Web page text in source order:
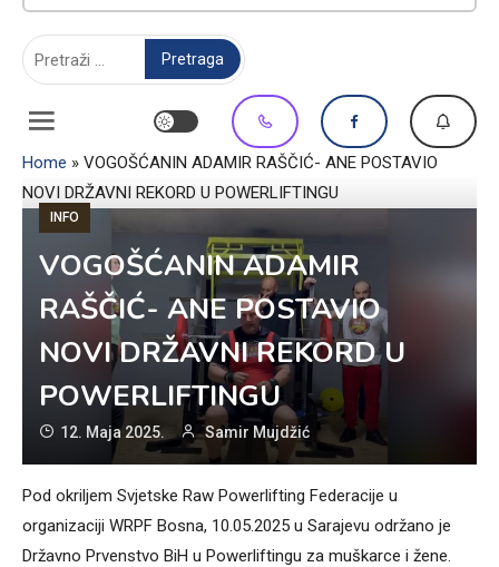
Home » VOGOŠĆANIN ADAMIR RAŠČIĆ- ANE POSTAVIO
NOVI DRŽAVNI REKORD U POWERLIFTINGU
INFO
VOGOŠĆANIN ADAMIR
RAŠČIĆ- ANE POSTAVIO
NOVI DRŽAVNI REKORD U
POWERLIFTINGU
12. Maja 2025. Samir Mujdžić
Pod okriljem Svjetske Raw Powerlifting Federacije u
organizaciji WRPF Bosna, 10.05.2025 u Sarajevu održano je
Državno Prvenstvo BiH u Powerliftingu za muškarce i žene.